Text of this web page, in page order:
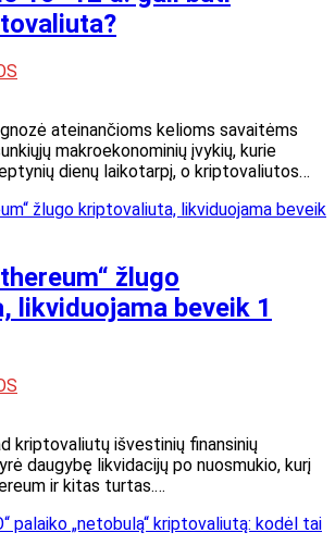
ateinančioms kelioms savaitėms
makroekonominių įvykių, kurie
dienų laikotarpį, o kriptovaliutos…
žlugo
likviduojama beveik 1
kriptovaliutų išvestinių finansinių
daugybę likvidacijų po nuosmukio, kurį
ir kitas turtas.…